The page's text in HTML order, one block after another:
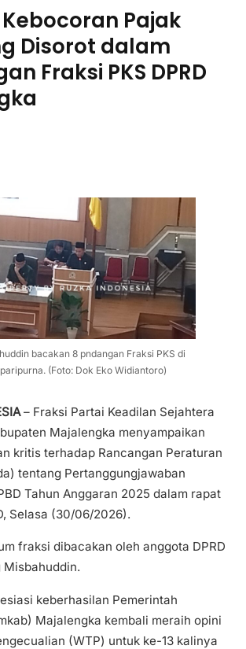
Pajak
Disorot dalam
Fraksi PKS DPRD
bacakan 8 pndangan Fraksi PKS di
(Foto: Dok Eko Widiantoro)
– Fraksi Partai Keadilan Sejahtera
Majalengka menyampaikan
kritis terhadap Rancangan Peraturan
tentang Pertanggungjawaban
Tahun Anggaran 2025 dalam rapat
Selasa (30/06/2026).
fraksi dibacakan oleh anggota DPRD
Misbahuddin.
keberhasilan Pemerintah
Majalengka kembali meraih opini
(WTP) untuk ke-13 kalinya